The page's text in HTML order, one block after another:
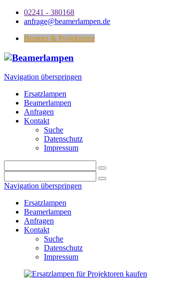
02241 - 380168
anfrage@beamerlampen.de
Beamer & Projektoren
Navigation überspringen
Ersatzlampen
Beamerlampen
Anfragen
Kontakt
Suche
Datenschutz
Impressum
Navigation überspringen
Ersatzlampen
Beamerlampen
Anfragen
Kontakt
Suche
Datenschutz
Impressum